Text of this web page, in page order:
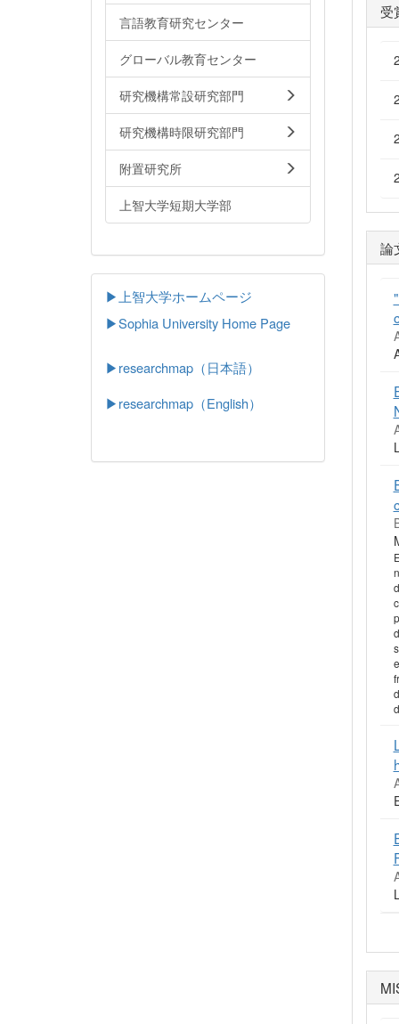
受
論
言語教育研究センター
グローバル教育センター
研究機構常設研究部門
研究機構時限研究部門
附置研究所
上智大学短期大学部
▶上智大学ホームページ
▶Sophia University Home Page
▶researchmap（日本語）
▶researchmap（English）